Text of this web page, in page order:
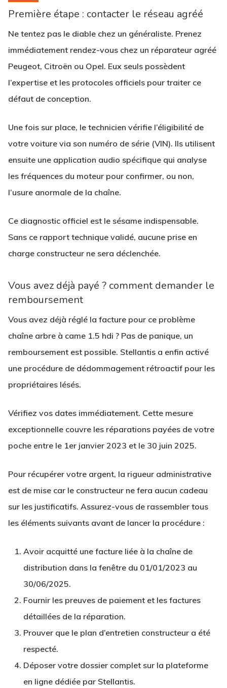
Première étape : contacter le réseau agréé
Ne tentez pas le diable chez un généraliste. Prenez
immédiatement rendez-vous chez un réparateur agréé
Peugeot, Citroën ou Opel. Eux seuls possèdent
l’expertise et les protocoles officiels pour traiter ce
défaut de conception.
Une fois sur place, le technicien vérifie l’éligibilité de
votre voiture via son numéro de série (VIN). Ils utilisent
ensuite une application audio spécifique qui analyse
les fréquences du moteur pour confirmer, ou non,
l’usure anormale de la chaîne.
Ce diagnostic officiel est le sésame indispensable.
Sans ce rapport technique validé, aucune prise en
charge constructeur ne sera déclenchée.
Vous avez déjà payé ? comment demander le
remboursement
Vous avez déjà réglé la facture pour ce problème
chaîne arbre à came 1.5 hdi ? Pas de panique, un
remboursement est possible. Stellantis a enfin activé
une procédure de dédommagement rétroactif pour les
propriétaires lésés.
Vérifiez vos dates immédiatement. Cette mesure
exceptionnelle couvre les réparations payées de votre
poche entre le 1er janvier 2023 et le 30 juin 2025.
Pour récupérer votre argent, la rigueur administrative
est de mise car le constructeur ne fera aucun cadeau
sur les justificatifs. Assurez-vous de rassembler tous
les éléments suivants avant de lancer la procédure :
Avoir acquitté une facture liée à la chaîne de
distribution dans la fenêtre du 01/01/2023 au
30/06/2025.
Fournir les preuves de paiement et les factures
détaillées de la réparation.
Prouver que le plan d’entretien constructeur a été
respecté.
Déposer votre dossier complet sur la plateforme
en ligne dédiée par Stellantis.